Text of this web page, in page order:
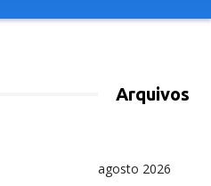
Arquivos
agosto 2026